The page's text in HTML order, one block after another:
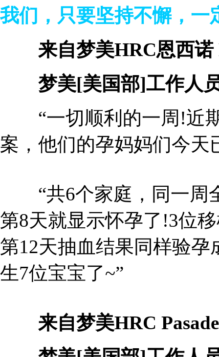
我们，只要坚持不懈，一
来自梦美HRC恩西诺
梦美[美国部]工作人
“一切顺利的一周!近期
案，他们的孕妈妈们今天
“共6个家庭，同一周
第8天就显示怀孕了!3位
第12天抽血结果同样验
生7位宝宝了~”
来自梦美HRC